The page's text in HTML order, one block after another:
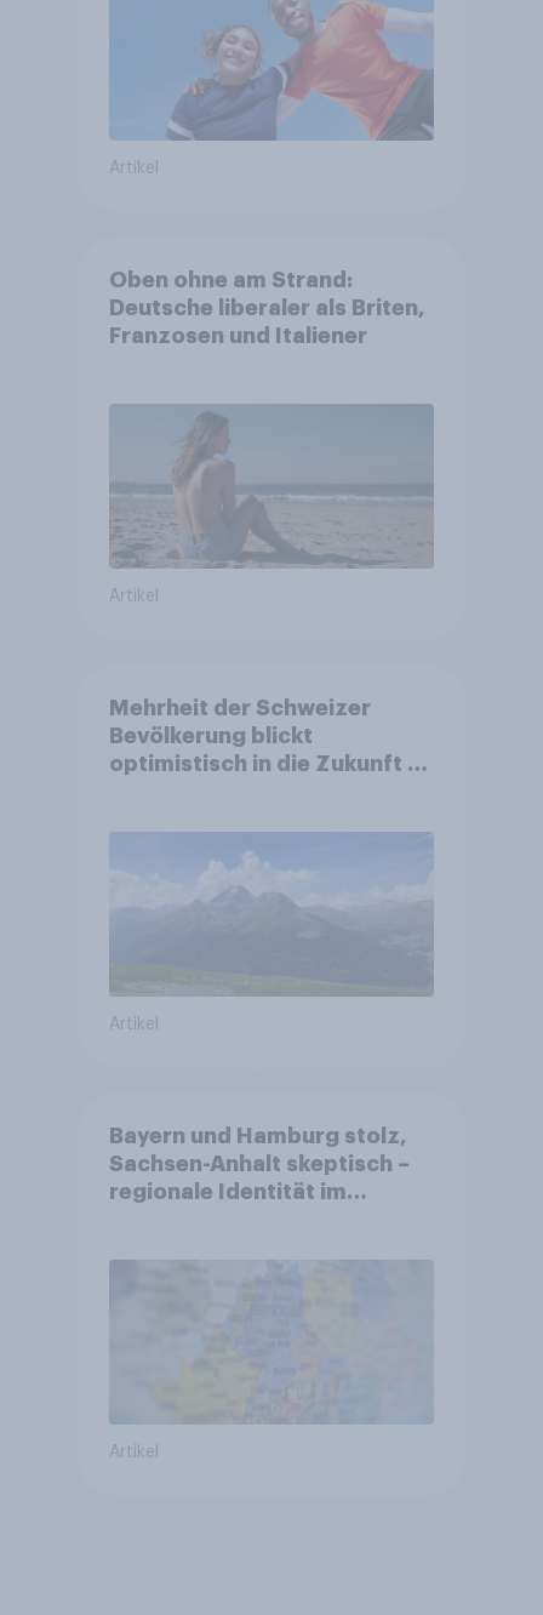
Artikel
Oben ohne am Strand:
Deutsche liberaler als Briten,
Franzosen und Italiener
Artikel
Mehrheit der Schweizer
Bevölkerung blickt
optimistisch in die Zukunft –
Altersvorsorge
Artikel
Bayern und Hamburg stolz,
Sachsen-Anhalt skeptisch –
regionale Identität im
Artikel